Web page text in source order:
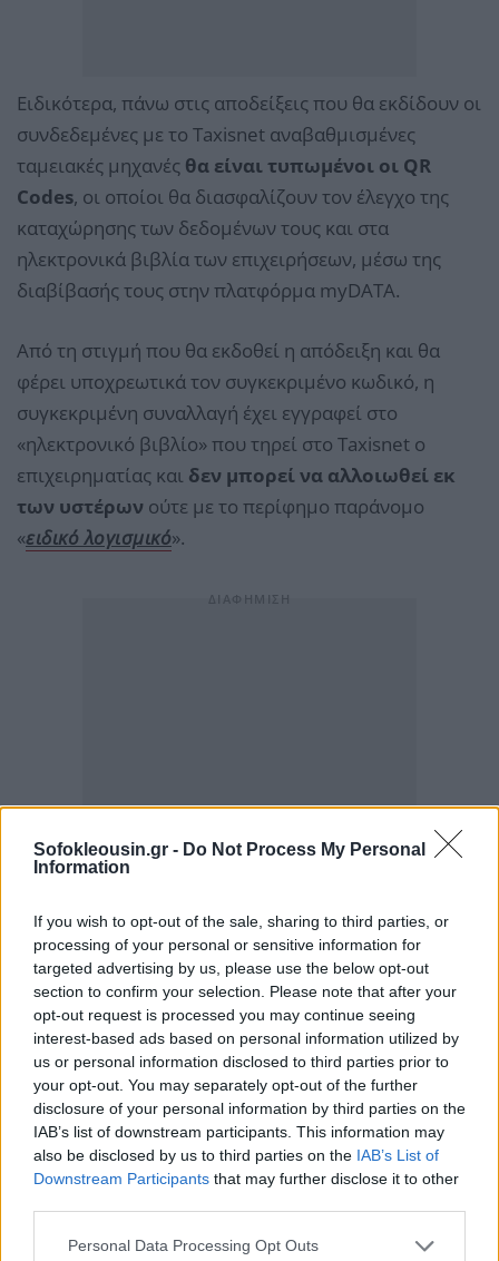
Sofokleousin.gr - Do Not Process My Personal
Information
If you wish to opt-out of the sale, sharing to third parties, or
processing of your personal or sensitive information for
targeted advertising by us, please use the below opt-out
section to confirm your selection. Please note that after your
opt-out request is processed you may continue seeing
interest-based ads based on personal information utilized by
us or personal information disclosed to third parties prior to
your opt-out. You may separately opt-out of the further
disclosure of your personal information by third parties on the
IAB’s list of downstream participants. This information may
also be disclosed by us to third parties on the IAB’s List of
Downstream Participants that may further disclose it to other
Personal Data Processing Opt Outs
Ειδικότερα, πάνω στις αποδείξεις που θα εκδίδουν οι
συνδεδεμένες με το Taxisnet αναβαθμισμένες
ταμειακές μηχανές θα είναι τυπωμένοι οι QR
Codes, οι οποίοι θα διασφαλίζουν τον έλεγχο της
καταχώρησης των δεδομένων τους και στα
ηλεκτρονικά βιβλία των επιχειρήσεων, μέσω της
διαβίβασής τους στην πλατφόρμα myDATA.
Από τη στιγμή που θα εκδοθεί η απόδειξη και θα
φέρει υποχρεωτικά τον συγκεκριμένο κωδικό, η
συγκεκριμένη συναλλαγή έχει εγγραφεί στο
«ηλεκτρονικό βιβλίο» που τηρεί στο Taxisnet ο
επιχειρηματίας και δεν μπορεί να αλλοιωθεί εκ
των υστέρων ούτε με το περίφημο παράνομο
«ειδικό λογισμικό».